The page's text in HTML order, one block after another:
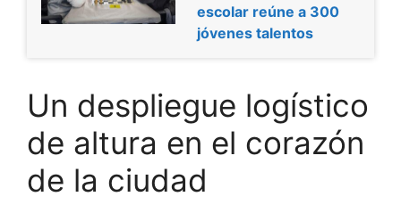
escolar reúne a 300
jóvenes talentos
Un despliegue logístico
de altura en el corazón
de la ciudad